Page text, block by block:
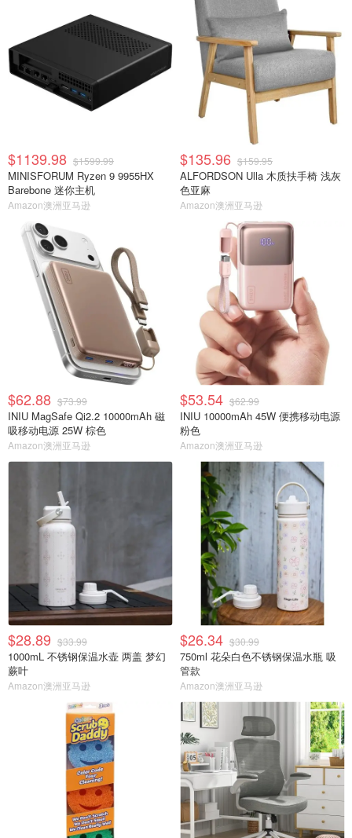
$1139.98 $1599.99
MINISFORUM Ryzen 9 9955HX
Barebone 迷你主机
Amazon澳洲亚马逊
$135.96 $159.95
ALFORDSON Ulla 木质扶手椅 浅灰
色亚麻
Amazon澳洲亚马逊
$62.88 $73.99
INIU MagSafe Qi2.2 10000mAh 磁
吸移动电源 25W 棕色
Amazon澳洲亚马逊
$53.54 $62.99
INIU 10000mAh 45W 便携移动电源
粉色
Amazon澳洲亚马逊
$28.89 $33.99
1000mL 不锈钢保温水壶 两盖 梦幻
蕨叶
Amazon澳洲亚马逊
$26.34 $30.99
750ml 花朵白色不锈钢保温水瓶 吸
管款
Amazon澳洲亚马逊